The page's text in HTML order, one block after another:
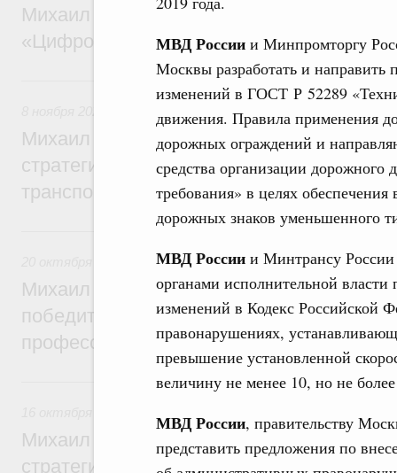
МВД России и Минпромторгу
Москвы разработать и направить
изменений в ГОСТ Р 52289
движения. Правила применения
дорожных ограждений и
средства организации
требования» в целях
дорожных знаков уменьшенного
МВД России и Минтрансу
органами исполнительной
изменений в Кодекс Российской
правонарушениях,
превышение установленной
величину не менее 10, но не
МВД России, правительству
представить предложения по
Михаил Мишустин дал поручения по
«Цифровые решения»
8 ноября 2025, суббота
Железнодорожный транспорт
Михаил Мишустин дал поручения по
стратегической сессии о развитии
транспортного сообщения
20 октября 2025, понедельник
Профессиональные квалификации
Михаил Мишустин дал поручения по
победителями и призёрами
профессионального мастерства
16 октября 2025, четверг
Михаил Мишустин дал поручения по
стратегической сессии, посвящённой